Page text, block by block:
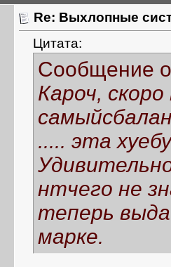
Re: Выхлопные
Цитата:
Сообщение
Кароч,
..... эта
нтчего не
теперь
марке.